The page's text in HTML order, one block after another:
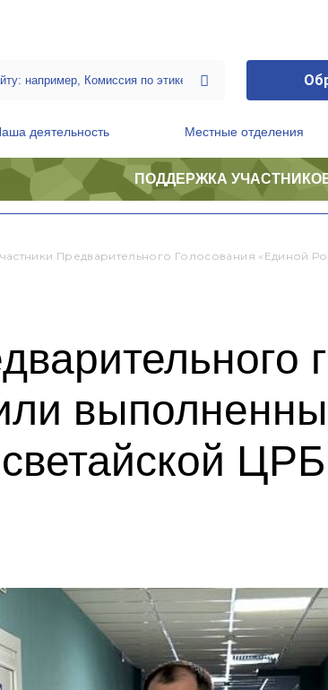
деятельность Местные отделения
ПОДДЕРЖКА
Предварительного Голосования «Единой
ЦРБ